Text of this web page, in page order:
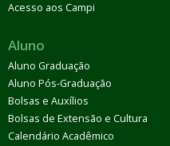
Acesso aos Campi
Aluno
Aluno Graduação
Aluno Pós-Graduação
Bolsas e Auxílios
Bolsas de Extensão e Cultura
Calendário Acadêmico